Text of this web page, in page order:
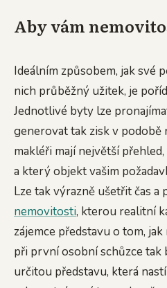
Aby vám
Ideálním způsobem, jak své
nich průběžný užitek, je
Jednotlivé byty lze
generovat tak zisk v podobě
makléři mají největší
a který objekt vašim
Lze tak výrazně ušetřit čas a
nemovitosti, kterou realitní
zájemce představu o tom,
při první osobní schůzce
určitou představu, která